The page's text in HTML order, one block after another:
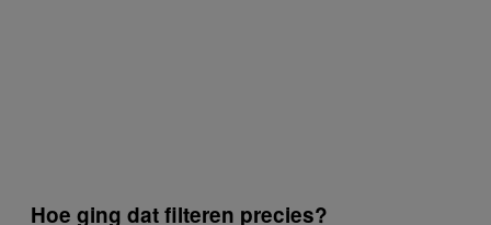
Hoe ging dat filteren precies?